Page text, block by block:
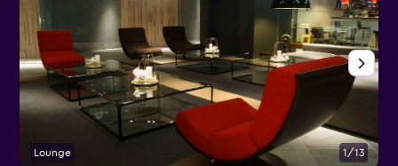
Lounge 1/13